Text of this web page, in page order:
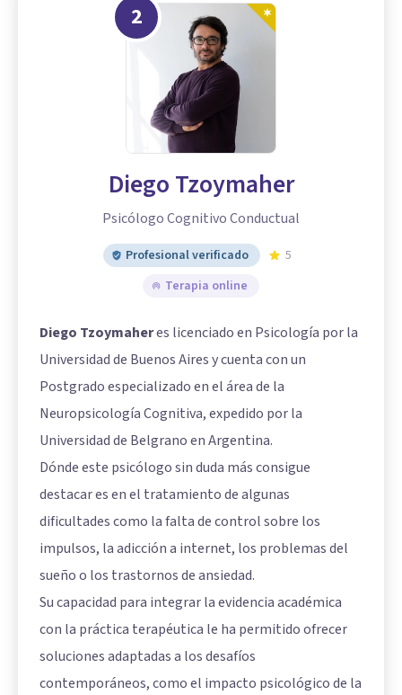
2
Diego Tzoymaher
Psicólogo Cognitivo Conductual
Profesional verificado
5
Terapia online
Diego Tzoymaheres licenciado en Psicología por la
Universidad de Buenos Aires y cuenta con un
Postgrado especializado en el área de la
Neuropsicología Cognitiva, expedido por la
Universidad de Belgrano en Argentina.
Dónde este psicólogo sin duda más consigue
destacar es en el tratamiento de algunas
dificultades como la falta de control sobre los
impulsos, la adicción a internet, los problemas del
sueño o los trastornos de ansiedad.
Su capacidad para integrar la evidencia académica
con la práctica terapéutica le ha permitido ofrecer
soluciones adaptadas a los desafíos
contemporáneos, como el impacto psicológico de la